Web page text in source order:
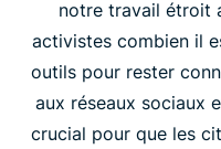
notre travail étroit
activistes combien il
outils pour rester
aux réseaux sociaux
crucial pour que les